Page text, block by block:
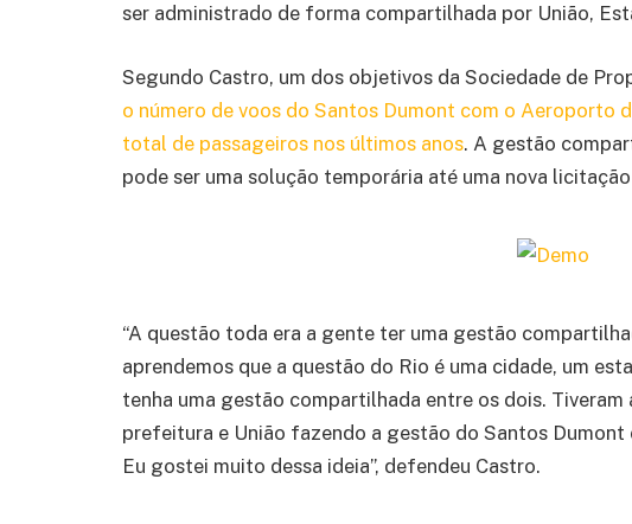
ser administrado de forma compartilhada por União,
Segundo Castro, um dos objetivos da Sociedade de
o número de voos do Santos Dumont com o Aeroporto
total de passageiros nos últimos anos. A gestão
pode ser uma solução temporária até uma nova
“A questão toda era a gente ter uma gestão
aprendemos que a questão do Rio é uma cidade, um
tenha uma gestão compartilhada entre os dois.
prefeitura e União fazendo a gestão do Santos Dumont
Eu gostei muito dessa ideia”, defendeu Castro.